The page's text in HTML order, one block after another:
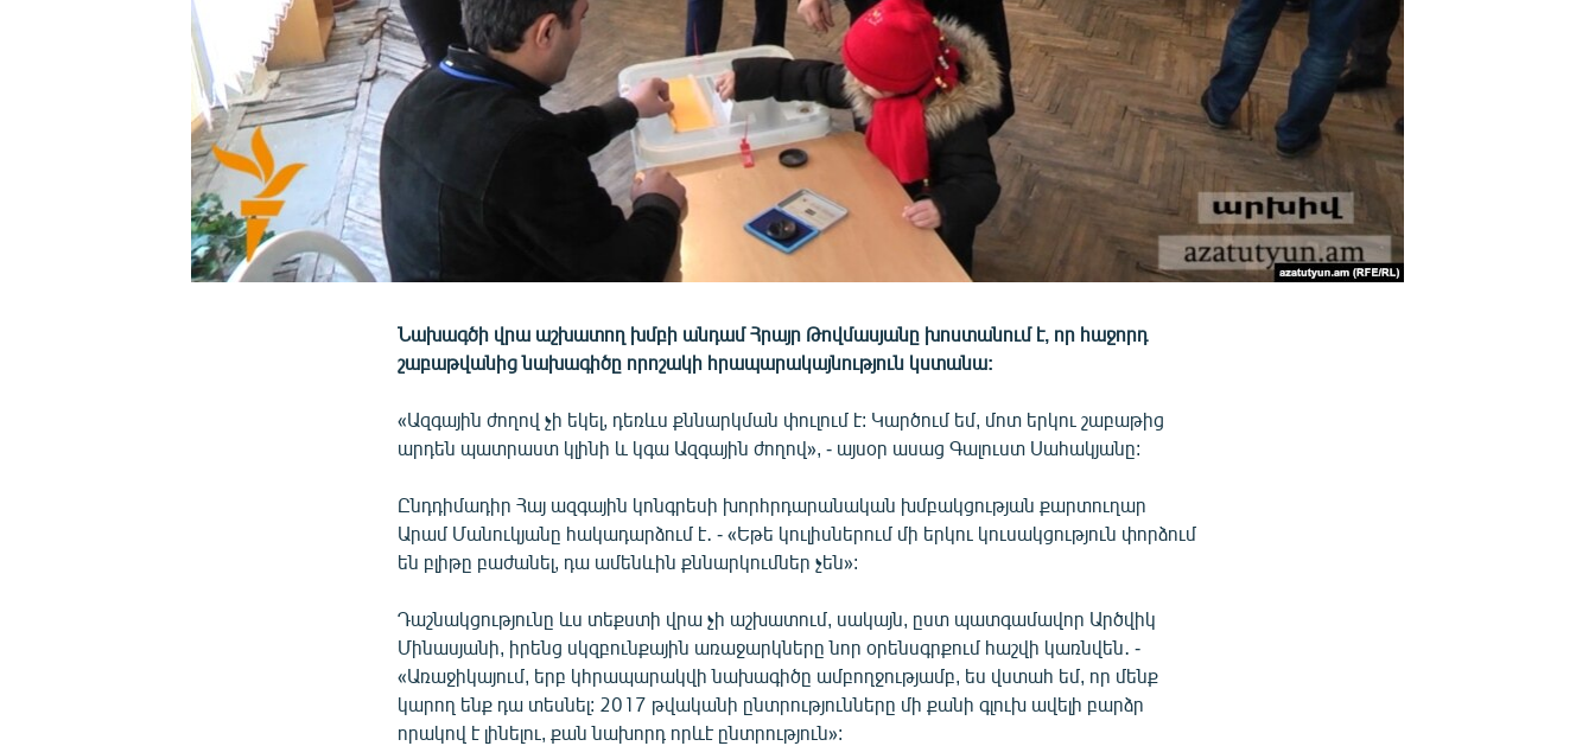
Նախագծի վրա աշխատող խմբի անդամ Հրայր Թովմասյանը խոստանում է, որ հաջորդ
շաբաթվանից նախագիծը որոշակի հրապարակայնություն կստանա:
«Ազգային ժողով չի եկել, դեռևս քննարկման փուլում է: Կարծում եմ, մոտ երկու շաբաթից
արդեն պատրաստ կլինի և կգա Ազգային ժողով», - այսօր ասաց Գալուստ Սահակյանը:
Ընդդիմադիր Հայ ազգային կոնգրեսի խորհրդարանական խմբակցության քարտուղար
Արամ Մանուկյանը հակադարձում է․ - «Եթե կուլիսներում մի երկու կուսակցություն փորձում
են բլիթը բաժանել, դա ամենևին քննարկումներ չեն»:
Դաշնակցությունը ևս տեքստի վրա չի աշխատում, սակայն, ըստ պատգամավոր Արծվիկ
Մինասյանի, իրենց սկզբունքային առաջարկները նոր օրենսգրքում հաշվի կառնվեն․ -
«Առաջիկայում, երբ կհրապարակվի նախագիծը ամբողջությամբ, ես վստահ եմ, որ մենք
կարող ենք դա տեսնել: 2017 թվականի ընտրությունները մի քանի գլուխ ավելի բարձր
որակով է լինելու, քան նախորդ որևէ ընտրություն»: